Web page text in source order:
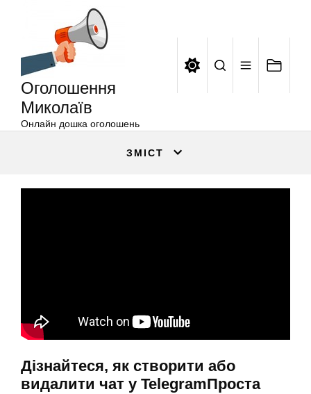
Оголошення
Миколаїв
Онлайн дошка оголошень
ЗМІСТ
Дізнайтеся, як створити або
видалити чат у TelegramПроста